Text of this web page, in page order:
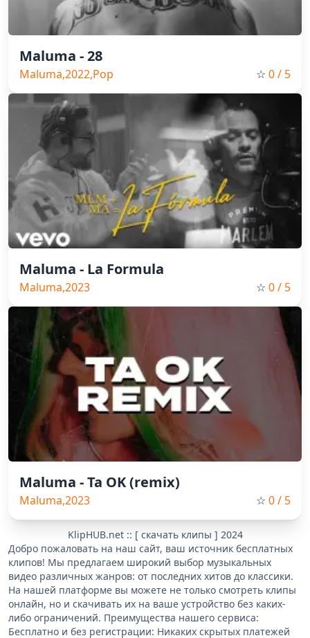
Maluma - 28
Maluma,2022,Pop ☆ 0/ 5
Maluma - La Formula
Maluma,2023 ☆ 0/ 5
Maluma - Ta OK (remix)
Maluma,2023 ☆ 0/ 5
KlipHUB.net :: [ скачать клипы ] 2024
Добро пожаловать на наш сайт, ваш источник бесплатных
клипов! Мы предлагаем широкий выбор музыкальных
видео различных жанров: от последних хитов до классики.
На нашей платформе вы можете не только смотреть клипы
онлайн, но и скачивать их на ваше устройство без каких-
либо ограничений. Преимущества нашего сервиса:
Бесплатно и без регистрации: Никаких скрытых платежей